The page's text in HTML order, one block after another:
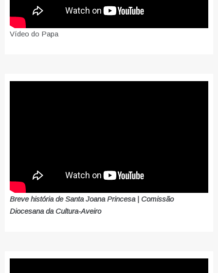
Vídeo do Papa
Breve história de Santa Joana Princesa | Comissão
Diocesana da Cultura-Aveiro